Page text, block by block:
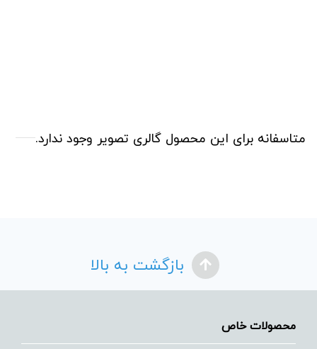
متاسفانه برای این محصول گالری تصویر وجود ندارد.
بازگشت به بالا
محصولات خاص